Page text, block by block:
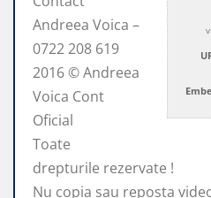
Andreea Voica –
0722 208 619
2016 © Andreea
Voica Cont
Oficial
Toate
drepturile rezervate !
Nu copia sau reposta